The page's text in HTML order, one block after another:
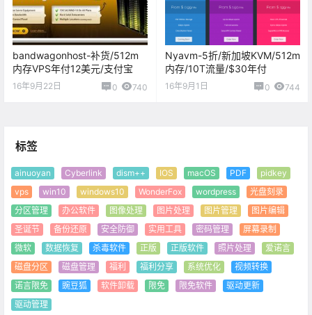
bandwagonhost-补货/512m
内存VPS年付12美元/支付宝
16年9月22日 0 740
Nyavm-5折/新加坡KVM/512m
内存/10T流量/$30年付
16年9月1日 0 744
标签
ainuoyan Cyberlink dism++ IOS macOS PDF
pidkey
vps
win10 windows10 WonderFox wordpress
光盘刻录
分区管理
办公软件 图像处理 图片处理 图片管理
图片编辑
圣诞节
备份还原 安全防御 实用工具 密码管理
屏幕录制
微软
数据恢复 杀毒软件 正版 正版软件 照片处理
爱诺言
磁盘分区
磁盘管理 福利 福利分享 系统优化
视频转换
诺言限免
豌豆狐 软件卸载 限免 限免软件
驱动更新
驱动管理